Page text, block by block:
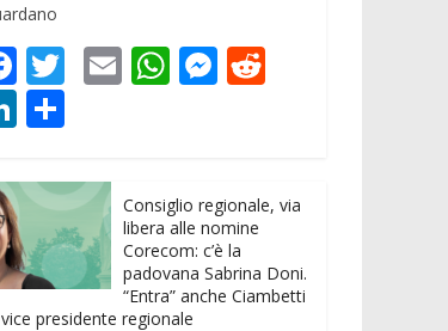
F
ac
e
b
o
o
k
T
er
E W
A
p
p
M
n
g
er
t
Li
k
e
dI
n
n
di
vi
di
Consiglio regionale, via
libera alle nomine
Corecom: c’è la
padovana Sabrina Doni.
“Entra” anche Ciambetti
presidente regionale